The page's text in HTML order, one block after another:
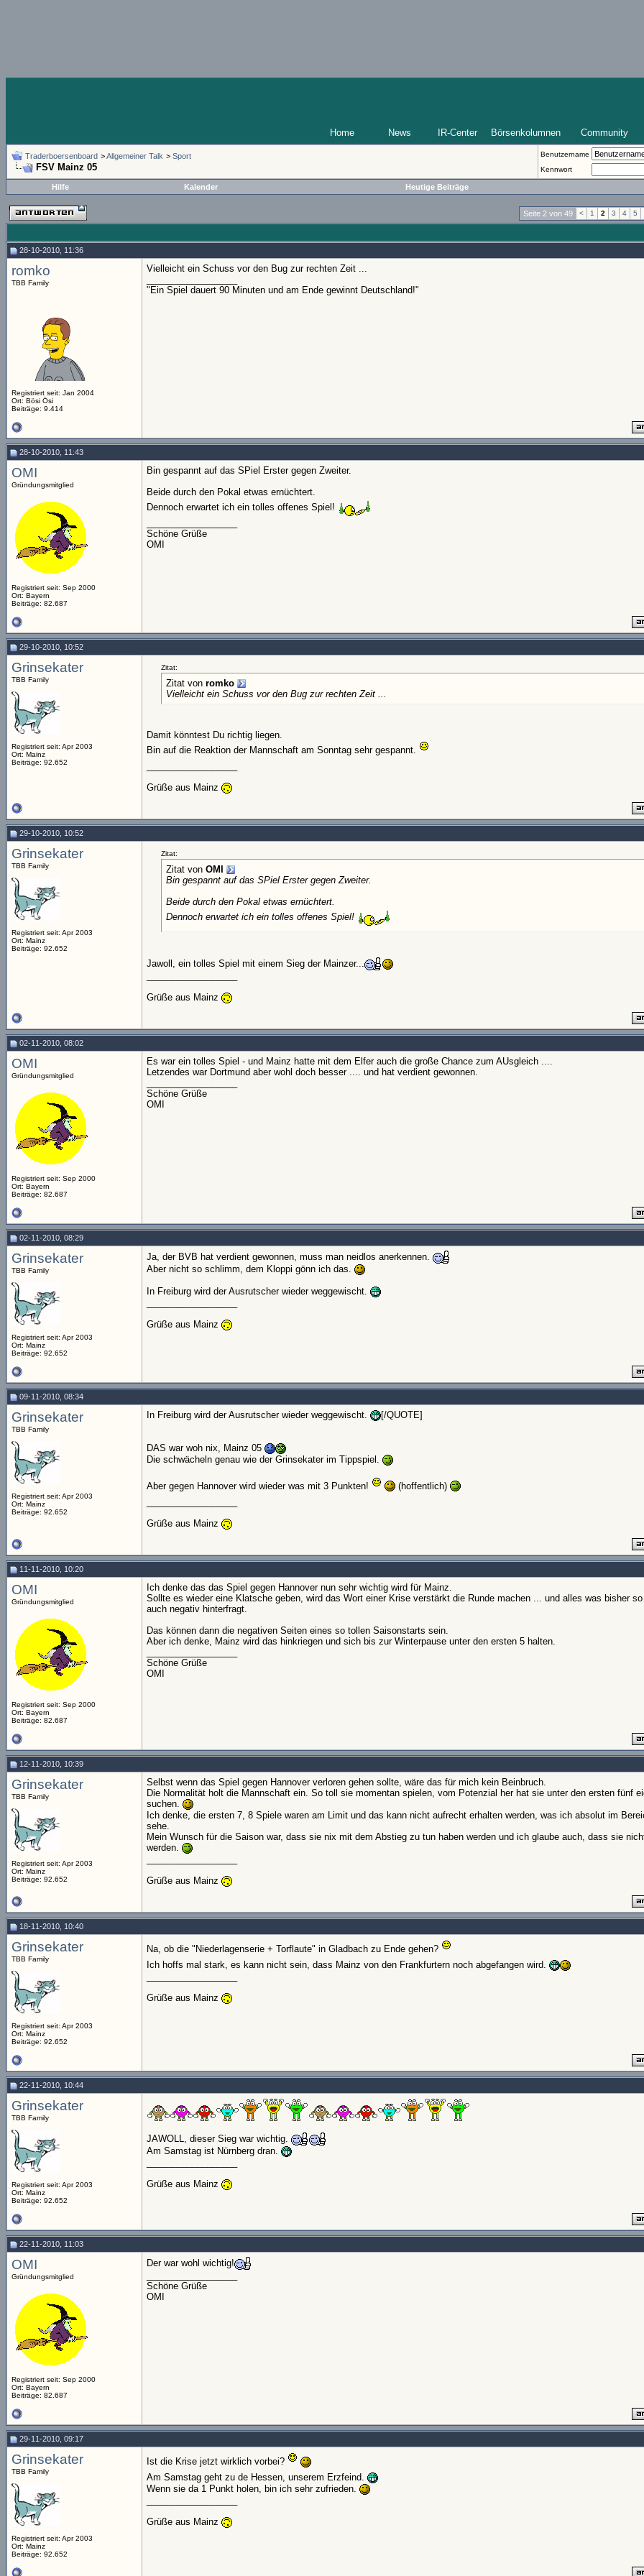
Home News IR-Center Börsenkolumnen Community
Traderboersenboard >Allgemeiner Talk > Sport
FSV Mainz 05
Benutzername
Kennwort
Hilfe Kalender Heutige Beiträge
Seite 2 von 49 < 1 2 3 4 5
28-10-2010, 11:36
romko
TBB Family
Registriert seit: Jan 2004
Ort: Bösi Ösi
Beiträge: 9.414
Vielleicht ein Schuss vor den Bug zur rechten Zeit ...
"Ein Spiel dauert 90 Minuten und am Ende gewinnt Deutschland!"
28-10-2010, 11:43
OMI
Gründungsmitglied
Registriert seit: Sep 2000
Ort: Bayern
Beiträge: 82.687
Bin gespannt auf das SPiel Erster gegen Zweiter.
Beide durch den Pokal etwas ernüchtert.
Dennoch erwartet ich ein tolles offenes Spiel!
Schöne Grüße
OMI
29-10-2010, 10:52
Grinsekater
TBB Family
Registriert seit: Apr 2003
Ort: Mainz
Beiträge: 92.652
Zitat:
Zitat von romko
Vielleicht ein Schuss vor den Bug zur rechten Zeit ...
Damit könntest Du richtig liegen.
Bin auf die Reaktion der Mannschaft am Sonntag sehr gespannt.
Grüße aus Mainz
29-10-2010, 10:52
Grinsekater
TBB Family
Registriert seit: Apr 2003
Ort: Mainz
Beiträge: 92.652
Zitat:
Zitat von OMI
Bin gespannt auf das SPiel Erster gegen Zweiter.
Beide durch den Pokal etwas ernüchtert.
Dennoch erwartet ich ein tolles offenes Spiel!
Jawoll, ein tolles Spiel mit einem Sieg der Mainzer...
Grüße aus Mainz
02-11-2010, 08:02
OMI
Gründungsmitglied
Registriert seit: Sep 2000
Ort: Bayern
Beiträge: 82.687
Es war ein tolles Spiel - und Mainz hatte mit dem Elfer auch die große Chance zum AUsgleich ....
Letzendes war Dortmund aber wohl doch besser .... und hat verdient gewonnen.
Schöne Grüße
OMI
02-11-2010, 08:29
Grinsekater
TBB Family
Registriert seit: Apr 2003
Ort: Mainz
Beiträge: 92.652
Ja, der BVB hat verdient gewonnen, muss man neidlos anerkennen.
Aber nicht so schlimm, dem Kloppi gönn ich das.
In Freiburg wird der Ausrutscher wieder weggewischt.
Grüße aus Mainz
09-11-2010, 08:34
Grinsekater
TBB Family
Registriert seit: Apr 2003
Ort: Mainz
Beiträge: 92.652
In Freiburg wird der Ausrutscher wieder weggewischt. [/QUOTE]
DAS war woh nix, Mainz 05
Die schwächeln genau wie der Grinsekater im Tippspiel.
Aber gegen Hannover wird wieder was mit 3 Punkten!
(hoffentlich)
Grüße aus Mainz
11-11-2010, 10:20
OMI
Gründungsmitglied
Registriert seit: Sep 2000
Ort: Bayern
Beiträge: 82.687
Ich denke das das Spiel gegen Hannover nun sehr wichtig wird für Mainz.
Sollte es wieder eine Klatsche geben, wird das Wort einer Krise verstärkt die Runde machen ... und alles was bisher
auch negativ hinterfragt.
Das können dann die negativen Seiten eines so tollen Saisonstarts sein.
Aber ich denke, Mainz wird das hinkriegen und sich bis zur Winterpause unter den ersten 5 halten.
Schöne Grüße
OMI
12-11-2010, 10:39
Grinsekater
TBB Family
Registriert seit: Apr 2003
Ort: Mainz
Beiträge: 92.652
Selbst wenn das Spiel gegen Hannover verloren gehen sollte, wäre das für mich kein Beinbruch.
Die Normalität holt die Mannschaft ein. So toll sie momentan spielen, vom Potenzial her hat sie unter den ersten fünf
suchen.
Ich denke, die ersten 7, 8 Spiele waren am Limit und das kann nicht aufrecht erhalten werden, was ich absolut im
sehe.
Mein Wunsch für die Saison war, dass sie nix mit dem Abstieg zu tun haben werden und ich glaube auch, dass sie
werden.
Grüße aus Mainz
18-11-2010, 10:40
Grinsekater
TBB Family
Registriert seit: Apr 2003
Ort: Mainz
Beiträge: 92.652
Na, ob die "Niederlagenserie + Torflaute" in Gladbach zu Ende gehen?
Ich hoffs mal stark, es kann nicht sein, dass Mainz von den Frankfurtern noch abgefangen wird.
Grüße aus Mainz
22-11-2010, 10:44
Grinsekater
TBB Family
Registriert seit: Apr 2003
Ort: Mainz
Beiträge: 92.652
JAWOLL, dieser Sieg war wichtig.
Am Samstag ist Nürnberg dran.
Grüße aus Mainz
22-11-2010, 11:03
OMI
Gründungsmitglied
Registriert seit: Sep 2000
Ort: Bayern
Beiträge: 82.687
Der war wohl wichtig!
Schöne Grüße
OMI
29-11-2010, 09:17
Grinsekater
TBB Family
Registriert seit: Apr 2003
Ort: Mainz
Beiträge: 92.652
Ist die Krise jetzt wirklich vorbei?
Am Samstag geht zu de Hessen, unserem Erzfeind.
Wenn sie da 1 Punkt holen, bin ich sehr zufrieden.
Grüße aus Mainz